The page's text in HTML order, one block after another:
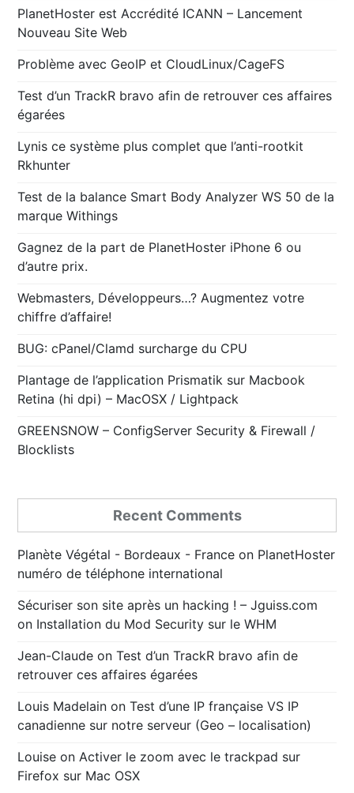
PlanetHoster est Accrédité ICANN – Lancement
Nouveau Site Web
Problème avec GeoIP et CloudLinux/CageFS
Test d’un TrackR bravo afin de retrouver ces affaires
égarées
Lynis ce système plus complet que l’anti-rootkit
Rkhunter
Test de la balance Smart Body Analyzer WS 50 de la
marque Withings
Gagnez de la part de PlanetHoster iPhone 6 ou
d’autre prix.
Webmasters, Développeurs…? Augmentez votre
chiffre d’affaire!
BUG: cPanel/Clamd surcharge du CPU
Plantage de l’application Prismatik sur Macbook
Retina (hi dpi) – MacOSX / Lightpack
GREENSNOW – ConfigServer Security & Firewall /
Blocklists
Recent Comments
Planète Végétal - Bordeaux - France on PlanetHoster
numéro de téléphone international
Sécuriser son site après un hacking ! – Jguiss.com
on Installation du Mod Security sur le WHM
Jean-Claude onTest d’un TrackR bravo afin de
retrouver ces affaires égarées
Louis Madelain onTest d’une IP française VS IP
canadienne sur notre serveur (Geo – localisation)
Louise on Activer le zoom avec le trackpad sur
Firefox sur Mac OSX